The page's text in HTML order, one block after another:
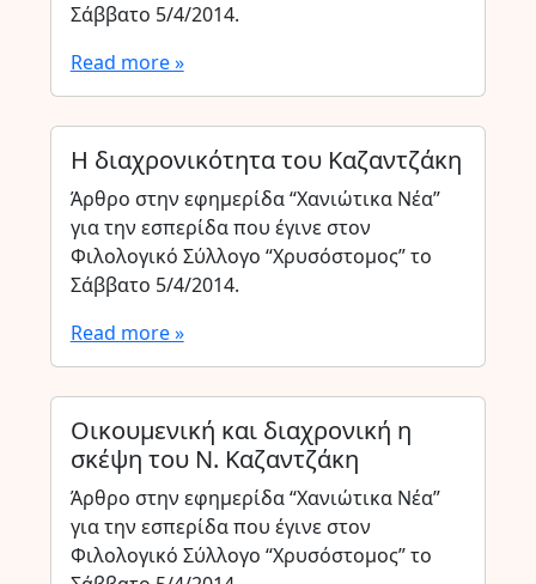
Σάββατο 5/4/2014.
Read more »
Η διαχρονικότητα του Καζαντζάκη
Άρθρο στην εφημερίδα “Χανιώτικα Νέα”
για την εσπερίδα που έγινε στον
Φιλολογικό Σύλλογο “Χρυσόστομος” το
Σάββατο 5/4/2014.
Read more »
Οικουμενική και διαχρονική η
σκέψη του Ν. Καζαντζάκη
Άρθρο στην εφημερίδα “Χανιώτικα Νέα”
για την εσπερίδα που έγινε στον
Φιλολογικό Σύλλογο “Χρυσόστομος” το